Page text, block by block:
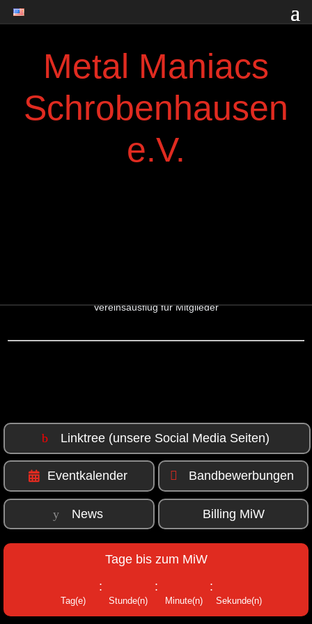
Metal Maniacs
Schrobenhausen
e.V.
Vereinsausflug für Mitglieder
Linktree (unsere Social Media Seiten)
Eventkalender
News
Bandbewerbungen
Billing MiW
Tage bis zum MiW
Tag(e)
:
Stunde(n)
:
Minute(n)
:
Sekunde(n)